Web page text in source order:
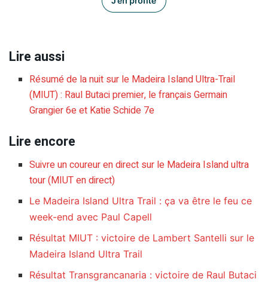
Lire aussi
Résumé de la nuit sur le Madeira Island Ultra-Trail
(MIUT) : Raul Butaci premier, le français Germain
Grangier 6e et Katie Schide 7e
Lire encore
Suivre un coureur en direct sur le Madeira Island ultra
tour (MIUT en direct)
Le Madeira Island Ultra Trail : ça va être le feu ce
week-end avec Paul Capell
Résultat MIUT : victoire de Lambert Santelli sur le
Madeira Island Ultra Trail
Résultat Transgrancanaria : victoire de Raul Butaci